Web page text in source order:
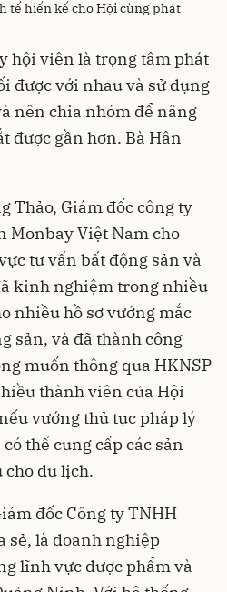
tế hiến kế cho Hội cùng phát
hội viên là trọng tâm phát
được với nhau và sử dụng
nên chia nhóm để nâng
được gần hơn. Bà Hân
Thảo, Giám đốc công ty
Monbay Việt Nam cho
tư vấn bất động sản và
kinh nghiệm trong nhiều
nhiều hồ sơ vướng mắc
sản, và đã thành công
muốn thông qua HKNSP
thành viên của Hội
vướng thủ tục pháp lý
thể cung cấp các sản
cho du lịch.
đốc Công ty TNHH
sẻ, là doanh nghiệp
lĩnh vực dược phẩm và